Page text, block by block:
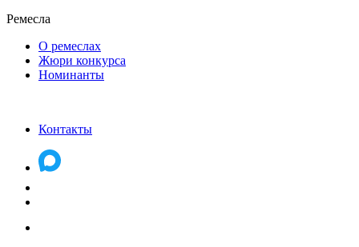
Ремесла
О ремеслах
Жюри конкурса
Номинанты
Контакты